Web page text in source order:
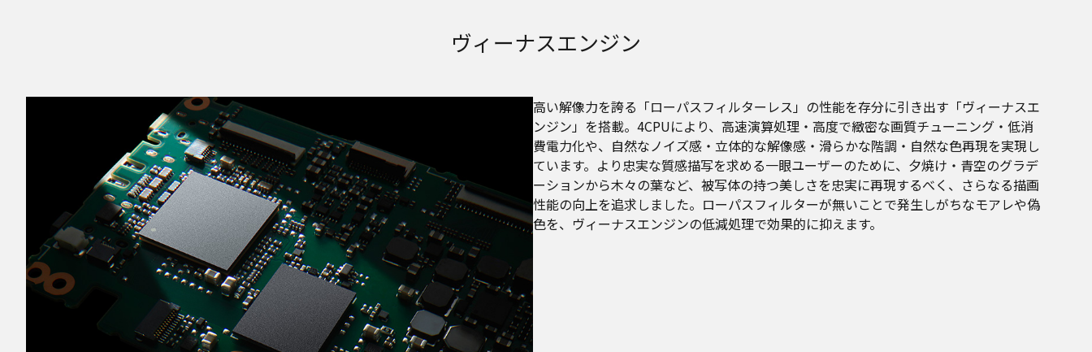
ヴィーナスエンジン
高い解像力を誇る「ローパスフィルターレス」の性能を存分に引き出す「ヴィーナスエ
ンジン」を搭載。4CPUにより、高速演算処理・高度で緻密な画質チューニング・低消
費電力化や、自然なノイズ感・立体的な解像感・滑らかな階調・自然な色再現を実現し
ています。より忠実な質感描写を求める一眼ユーザーのために、夕焼け・青空のグラデ
ーションから木々の葉など、被写体の持つ美しさを忠実に再現するべく、さらなる描画
性能の向上を追求しました。ローパスフィルターが無いことで発生しがちなモアレや偽
色を、ヴィーナスエンジンの低減処理で効果的に抑えます。